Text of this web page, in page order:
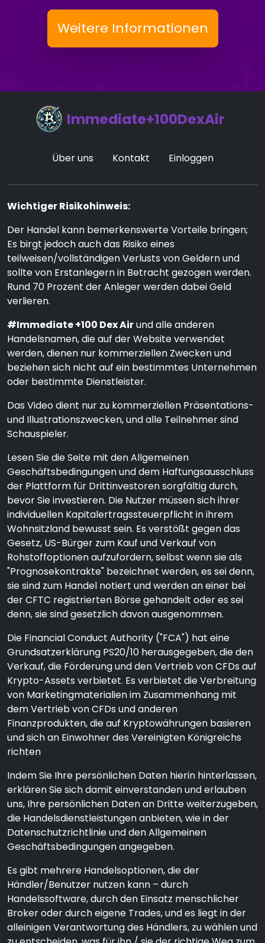
Weitere Informationen
Immediate+100DexAir
Über uns Kontakt Einloggen
Wichtiger Risikohinweis:
Der Handel kann bemerkenswerte Vorteile bringen;
Es birgt jedoch auch das Risiko eines
teilweisen/vollständigen Verlusts von Geldern und
sollte von Erstanlegern in Betracht gezogen werden.
Rund 70 Prozent der Anleger werden dabei Geld
verlieren.
#Immediate +100 Dex Airund alle anderen
Handelsnamen, die auf der Website verwendet
werden, dienen nur kommerziellen Zwecken und
beziehen sich nicht auf ein bestimmtes Unternehmen
oder bestimmte Dienstleister.
Das Video dient nur zu kommerziellen Präsentations-
und Illustrationszwecken, und alle Teilnehmer sind
Schauspieler.
Lesen Sie die Seite mit den Allgemeinen
Geschäftsbedingungen und dem Haftungsausschluss
der Plattform für Drittinvestoren sorgfältig durch,
bevor Sie investieren. Die Nutzer müssen sich ihrer
individuellen Kapitalertragssteuerpflicht in ihrem
Wohnsitzland bewusst sein. Es verstößt gegen das
Gesetz, US-Bürger zum Kauf und Verkauf von
Rohstoffoptionen aufzufordern, selbst wenn sie als
"Prognosekontrakte" bezeichnet werden, es sei denn,
sie sind zum Handel notiert und werden an einer bei
der CFTC registrierten Börse gehandelt oder es sei
denn, sie sind gesetzlich davon ausgenommen.
Die Financial Conduct Authority ("FCA") hat eine
Grundsatzerklärung PS20/10 herausgegeben, die den
Verkauf, die Förderung und den Vertrieb von CFDs auf
Krypto-Assets verbietet. Es verbietet die Verbreitung
von Marketingmaterialien im Zusammenhang mit
dem Vertrieb von CFDs und anderen
Finanzprodukten, die auf Kryptowährungen basieren
und sich an Einwohner des Vereinigten Königreichs
richten
Indem Sie Ihre persönlichen Daten hierin hinterlassen,
erklären Sie sich damit einverstanden und erlauben
uns, Ihre persönlichen Daten an Dritte weiterzugeben,
die Handelsdienstleistungen anbieten, wie in der
Datenschutzrichtlinie und den Allgemeinen
Geschäftsbedingungen angegeben.
Es gibt mehrere Handelsoptionen, die der
Händler/Benutzer nutzen kann – durch
Handelssoftware, durch den Einsatz menschlicher
Broker oder durch eigene Trades, und es liegt in der
alleinigen Verantwortung des Händlers, zu wählen und